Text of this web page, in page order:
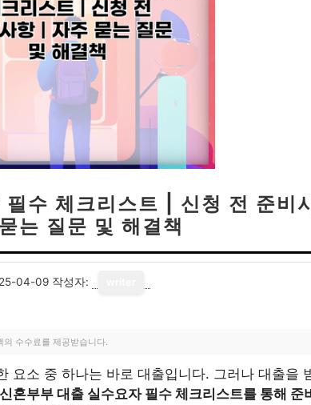
수 체크리스트 | 신청 전 준비
는 질문 및 해결책
04-09 작성자:
수수료를 제공받습니다.
요소 중 하나는 바로 대출입니다. 그러나 대출을
신혼부부 대출 실수요자 필수 체크리스트를 통해 준